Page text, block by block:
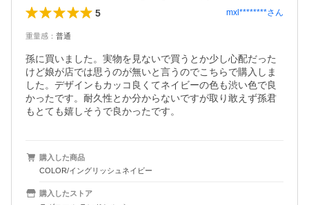
5 mxl********さん
重量感 ： 普通
孫に買いました。実物を見ないで買うとか少し心配だった
けど娘が店では思うのが無いと言うのでこちらで購入しま
した。デザインもカッコ良くてネイビーの色も渋い色で良
かったです。耐久性とか分からないですが取り敢えず孫君
もとても嬉しそうで良かったです。
購入した商品
COLOR/イングリッシュネイビー
購入したストア